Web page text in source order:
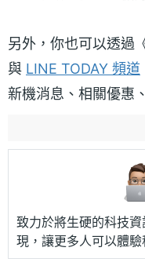
另外，你也可以透過
與 LINE TODAY 頻道
新機消息、相關優惠
致力於將生硬的科技
現，讓更多人可以體驗